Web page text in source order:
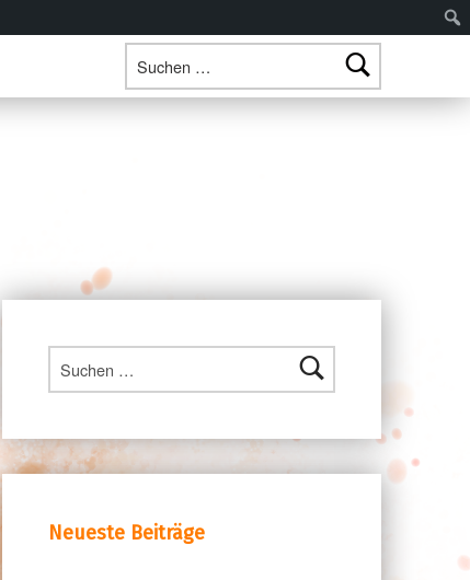
Suchen nach:
Suchen nach:
Neueste Beiträge